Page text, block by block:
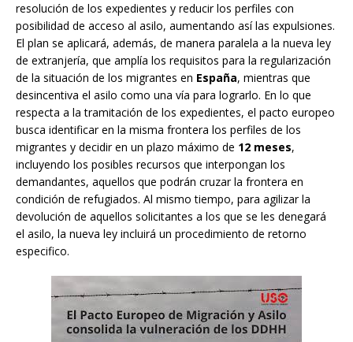
resolución de los expedientes y reducir los perfiles con
posibilidad de acceso al asilo, aumentando así las expulsiones.
El plan se aplicará, además, de manera paralela a la nueva ley
de extranjería, que amplía los requisitos para la regularización
de la situación de los migrantes en España, mientras que
desincentiva el asilo como una vía para lograrlo. En lo que
respecta a la tramitación de los expedientes, el pacto europeo
busca identificar en la misma frontera los perfiles de los
migrantes y decidir en un plazo máximo de 12 meses,
incluyendo los posibles recursos que interpongan los
demandantes, aquellos que podrán cruzar la frontera en
condición de refugiados. Al mismo tiempo, para agilizar la
devolución de aquellos solicitantes a los que se les denegará
el asilo, la nueva ley incluirá un procedimiento de retorno
especifico.